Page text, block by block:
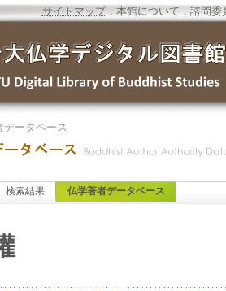
サイトマップ．本館について．諮問委
データベース
検索結果 仏学著者データベース